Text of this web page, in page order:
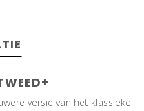
versie van het klassieke